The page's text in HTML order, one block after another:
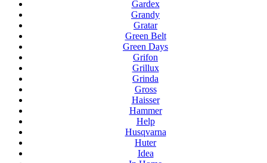
Gardex
Grandy
Gratar
Green Belt
Green Days
Grifon
Grillux
Grinda
Gross
Haisser
Hammer
Help
Husqvarna
Huter
Idea